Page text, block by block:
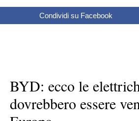
Condividi su Facebook
BYD: ecco le
dovrebbero essere